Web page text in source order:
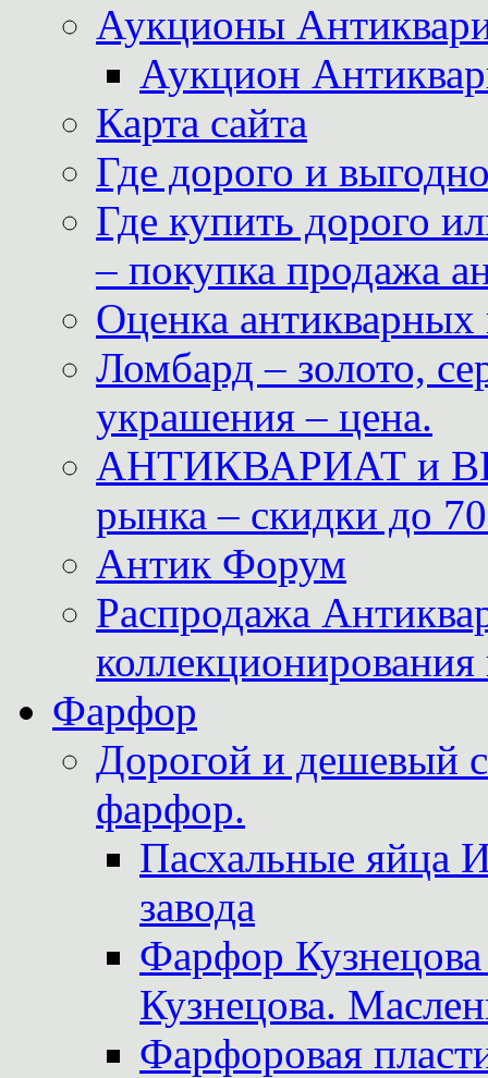
Аукционы
Аукцион
Карта сайта
Где дорого и
Где купить дорого
– покупка продажа
Оценка антикварных
Ломбард – золото,
украшения – цена.
АНТИКВАРИАТ и
рынка – скидки до
Антик Форум
Распродажа
Фарфор
Дорогой и дешевый
фарфор.
Пасхальные яйца
завода
Фарфор
Кузнецова.
Фарфоровая